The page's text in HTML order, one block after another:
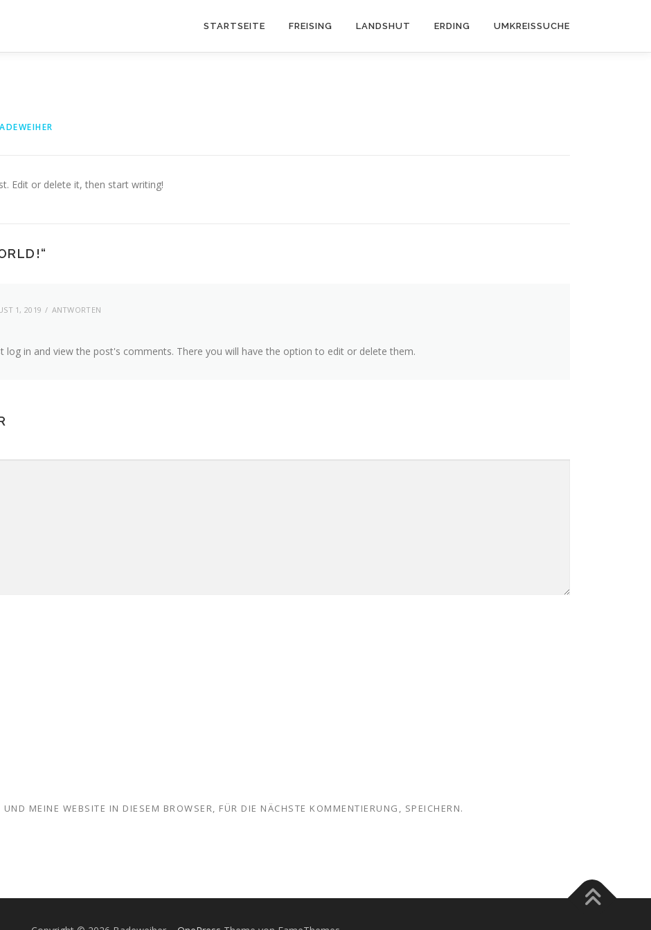
STARTSEITE FREISING LANDSHUT ERDING UMKREISSUCHE
Edit or delete it, then start writing!
“
1, 2019 ANTWORTEN
log in and view the post's comments. There you will have the option to edit or delete them.
MEINE WEBSITE IN DIESEM BROWSER, FÜR DIE NÄCHSTE KOMMENTIERUNG, SPEICHERN.